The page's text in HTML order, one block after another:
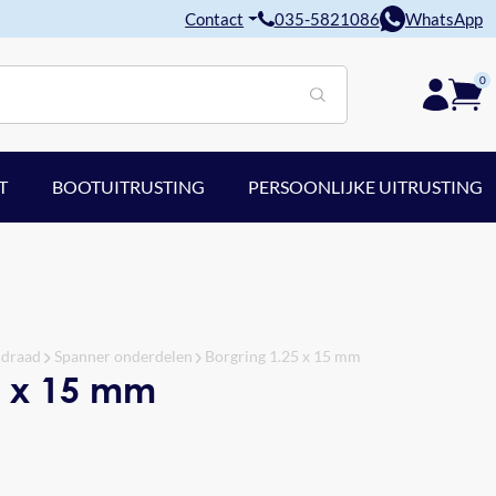
Contact 035-5821086 WhatsApp
0
BOOTUITRUSTING PERSOONLIJKE UITRUSTING
Spanner onderdelen Borgring 1.25 x 15 mm
x 15 mm